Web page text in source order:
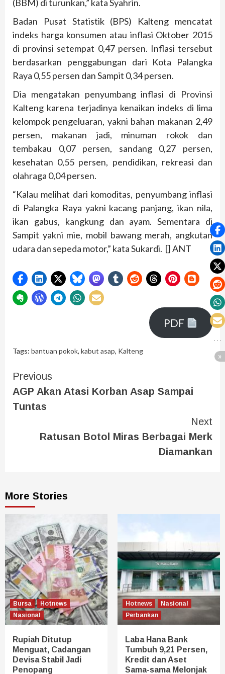
(BBM) di turunkan,” kata Syahrin.
Badan Pusat Statistik (BPS) Kalteng mencatat
indeks harga konsumen atau inflasi Oktober 2015
di provinsi setempat 0,47 persen. Inflasi tersebut
berdasarkan penggabungan dari Kota Palangka
Raya 0,55 persen dan Sampit 0,34 persen.
Dia mengatakan penyumbang inflasi di Provinsi
Kalteng karena terjadinya kenaikan indeks di lima
kelompok pengeluaran, yakni bahan makanan 2,49
persen, makanan jadi, minuman rokok dan
tembakau 0,07 persen, sandang 0,27 persen,
kesehatan 0,55 persen, pendidikan, rekreasi dan
olahraga 0,04 persen.
“Kalau melihat dari komoditas, penyumbang inflasi
di Palangka Raya yakni kacang panjang, ikan nila,
ikan gabus, kangkung dan ayam. Sementara di
Sampit yakni mie, mobil bawang merah, angkutan
udara dan sepeda motor,” kata Sukardi. [] ANT
PDF
Tags: bantuan pokok, kabut asap, Kalteng
Previous
AGP Akan Atasi Korban Asap Sampai
Tuntas
Next
Ratusan Botol Miras Berbagai Merk
Diamankan
More Stories
Bursa
Hotnews
Nasional
Rupiah Ditutup
Menguat, Cadangan
Devisa Stabil Jadi
Penopang
Hotnews
Nasional
Perbankan
Laba Hana Bank
Tumbuh 9,21 Persen,
Kredit dan Aset
Sama-sama Melonjak